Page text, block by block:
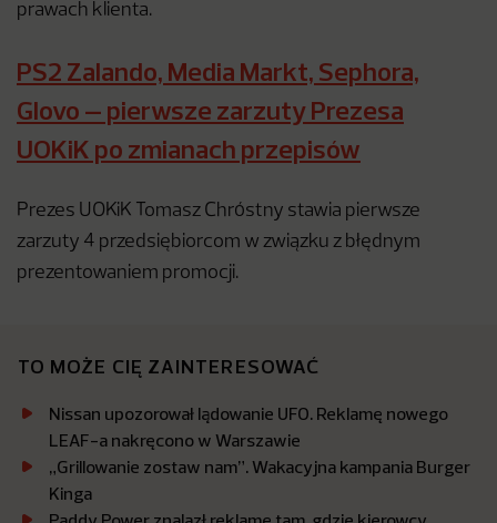
prawach klienta.
PS2 Zalando, Media Markt, Sephora,
Glovo – pierwsze zarzuty Prezesa
UOKiK po zmianach przepisów
Prezes UOKiK Tomasz Chróstny stawia pierwsze
zarzuty 4 przedsiębiorcom w związku z błędnym
prezentowaniem promocji.
TO MOŻE CIĘ ZAINTERESOWAĆ
Nissan upozorował lądowanie UFO. Reklamę nowego
LEAF-a nakręcono w Warszawie
„Grillowanie zostaw nam”. Wakacyjna kampania Burger
Kinga